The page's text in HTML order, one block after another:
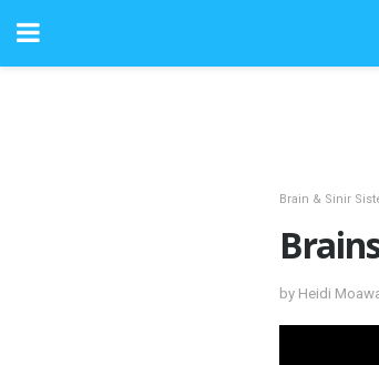
Brain & Sinir
by Heidi